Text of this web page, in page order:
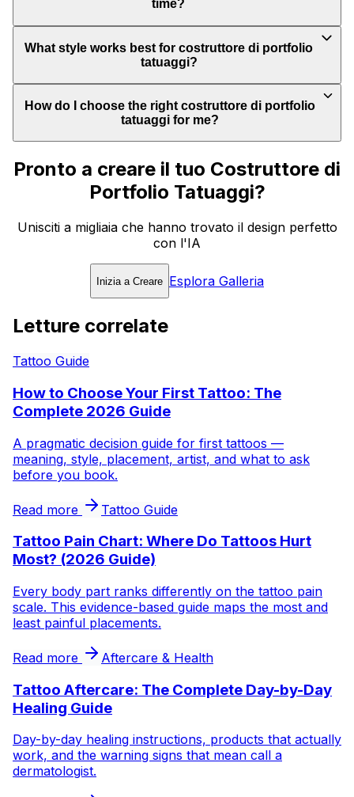
time?
What style works best for costruttore di portfolio
tatuaggi?
How do I choose the right costruttore di portfolio
tatuaggi for me?
Pronto a creare il tuo Costruttore di
Portfolio Tatuaggi?
Unisciti a migliaia che hanno trovato il design perfetto
con l'IA
Inizia a Creare Esplora Galleria
Letture correlate
Tattoo Guide
How to Choose Your First Tattoo: The
Complete 2026 Guide
A pragmatic decision guide for first tattoos —
meaning, style, placement, artist, and what to ask
before you book.
Read more Tattoo Guide
Tattoo Pain Chart: Where Do Tattoos Hurt
Most? (2026 Guide)
Every body part ranks differently on the tattoo pain
scale. This evidence-based guide maps the most and
least painful placements.
Read more Aftercare & Health
Tattoo Aftercare: The Complete Day-by-Day
Healing Guide
Day-by-day healing instructions, products that actually
work, and the warning signs that mean call a
dermatologist.